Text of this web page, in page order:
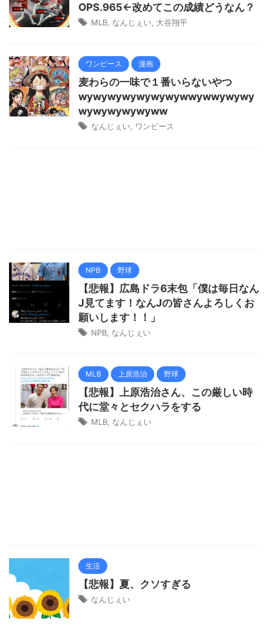
OPS.965←改めてこの成績どうなん？
MLB なんじぇい 大谷翔平
ワンピース 漫画
麦わらの一味で１番いらないやつ
wywywywywywywywwywwywywy
wywywywywyww
なんじぇい ワンピース
NPB 野球
【悲報】広島ドラ6末包「僕は毎日なん
J見てます！なんJの皆さんよろしくお
願いします！！」
NPB なんじぇい
MLB 上原浩治 野球
【悲報】上原浩治さん、この厳しい時
代に堂々とセクハラをする
MLB なんじぇい
生活
【悲報】夏、クソすぎる
なんじぇい